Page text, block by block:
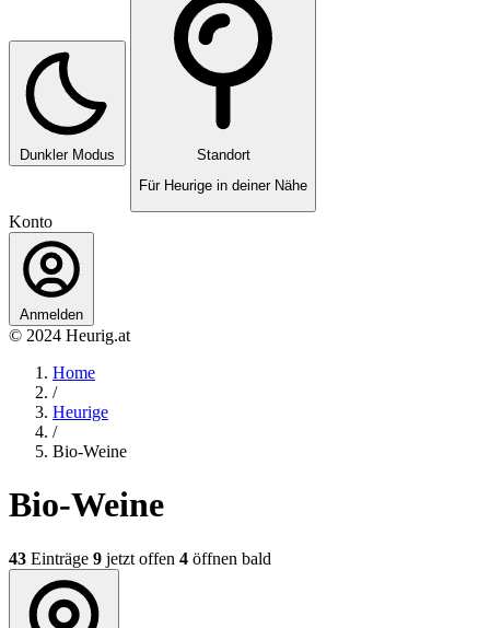
Dunkler Modus
Standort
Für Heurige in deiner Nähe
Konto
Anmelden
© 2024 Heurig.at
Home
/
Heurige
/
Bio-Weine
Bio-Weine
43 Einträge 9 jetzt offen 4 öffnen bald